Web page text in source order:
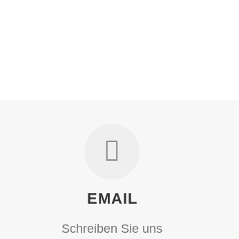
EMAIL
Schreiben Sie uns